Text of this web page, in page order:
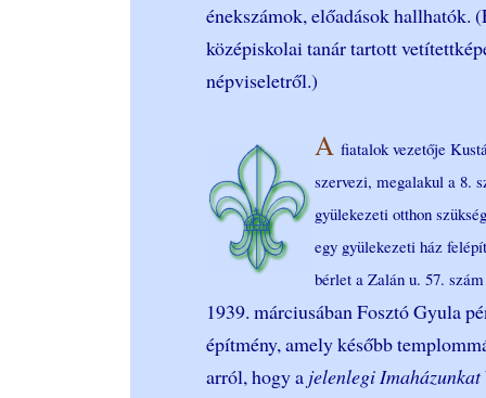
énekszámok, előadások hallhatók.
középiskolai tanár tartott
népviseletről.)
A fiatalok vezetője
szervezi, megalakul a 8.
gyülekezeti otthon
egy gyülekezeti ház
bérlet a Zalán u. 57.
1939. márciusában Fosztó Gyula
építmény, amely később
arról, hogy a jelenlegi Imaházunkat